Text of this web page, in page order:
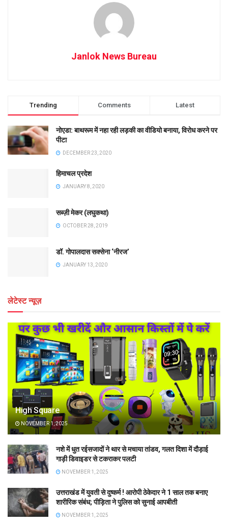
Janlok News Bureau
Trending Comments Latest
नोएडा: बाथरूम में नहा रही लड़की का वीडियो बनाया, विरोध करने पर
पीटा
DECEMBER 23, 2020
हिमाचल प्रदेश
JANUARY 8, 2020
सब्ज़ी मेकर (लघुकथा)
OCTOBER 28, 2019
डॉ. गोपालदास सक्सेना ‘नीरज’
JANUARY 13, 2020
लेटेस्ट न्यूज़
High Square
NOVEMBER 1, 2025
नशे में धुत रईसजादों ने थार से मचाया तांडव, गलत दिशा में दौड़ाई
गाड़ी डिवाइडर से टकराकर पलटी
NOVEMBER 1, 2025
उत्तराखंड में युवती से दुष्कर्म ! आरोपी ठेकेदार ने 1 साल तक बनाए
शारीरिक संबंध; पीड़िता ने पुलिस को सुनाई आपबीती
NOVEMBER 1, 2025